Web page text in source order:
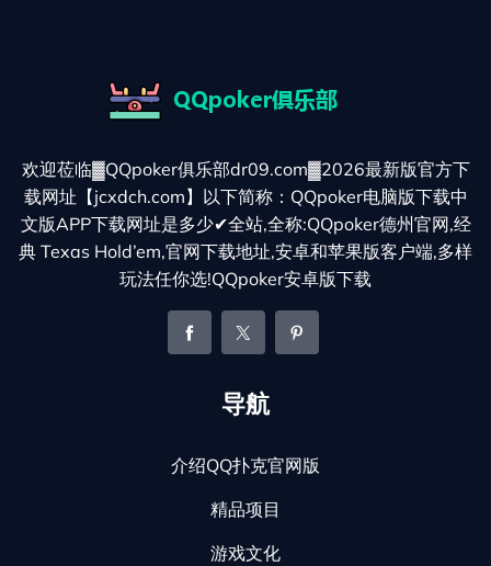
欢迎莅临▓QQpoker俱乐部dr09.com▓2026最新版官方下
载网址【jcxdch.com】以下简称：QQpoker电脑版下载中
文版APP下载网址是多少✔全站,全称:QQpoker德州官网,经
典 Texas Hold’em,官网下载地址,安卓和苹果版客户端,多样
玩法任你选!QQpoker安卓版下载
导航
介绍QQ扑克官网版
精品项目
游戏文化